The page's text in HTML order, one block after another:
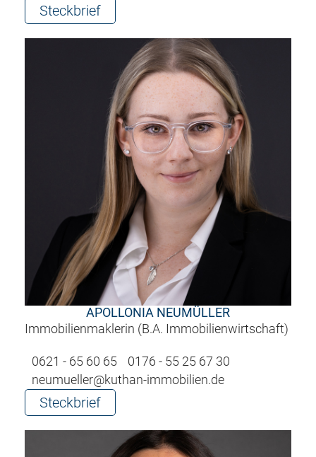
Steckbrief
APOLLONIA NEUMÜLLER
Immobilienmaklerin (B.A. Immobilienwirtschaft)
0621 - 65 60 65
0176 - 55 25 67 30
neumueller@kuthan-immobilien.de
Steckbrief